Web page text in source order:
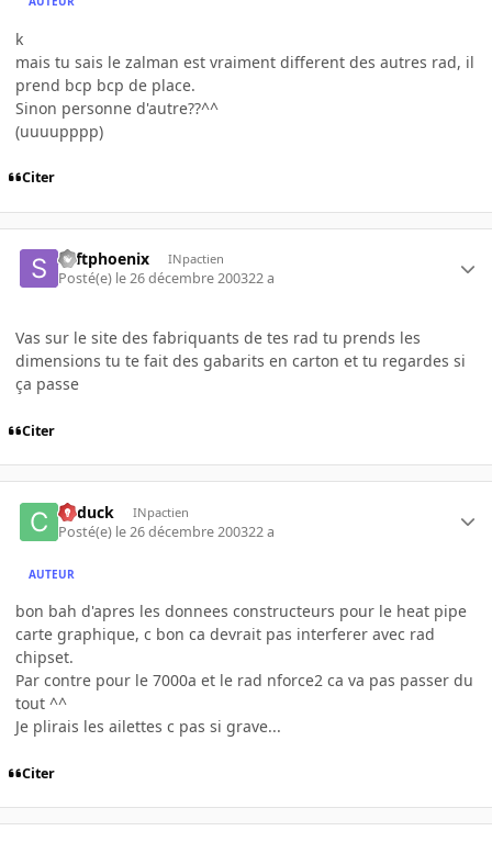
k
mais tu sais le zalman est vraiment different des autres rad, il
prend bcp bcp de place.
Sinon personne d'autre??^^
(uuuupppp)
Citer
softphoenix INpactien
Posté(e) le 26 décembre 200322 a
Vas sur le site des fabriquants de tes rad tu prends les
dimensions tu te fait des gabarits en carton et tu regardes si
ça passe
Citer
Cyduck INpactien
Posté(e) le 26 décembre 200322 a
AUTEUR
bon bah d'apres les donnees constructeurs pour le heat pipe
carte graphique, c bon ca devrait pas interferer avec rad
chipset.
Par contre pour le 7000a et le rad nforce2 ca va pas passer du
tout ^^
Je plirais les ailettes c pas si grave...
Citer